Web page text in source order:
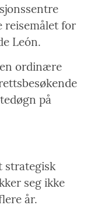
reisemålet for
León.
ordinære
på
strategisk
seg ikke
år.